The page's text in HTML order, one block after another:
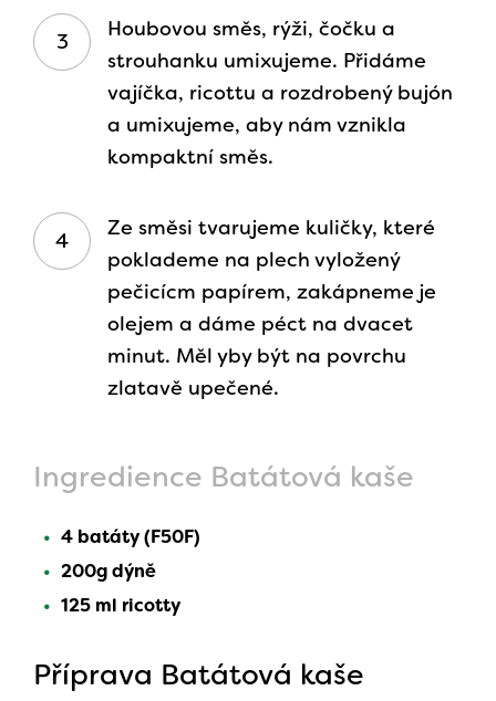
Houbovou směs, rýži, čočku a
strouhanku umixujeme. Přidáme
vajíčka, ricottu a rozdrobený bujón
a umixujeme, aby nám vznikla
kompaktní směs.
Ze směsi tvarujeme kuličky, které
poklademe na plech vyložený
pečicícm papírem, zakápneme je
olejem a dáme péct na dvacet
minut. Měl yby být na povrchu
zlatavě upečené.
Ingredience Batátová kaše
4 batáty (F50F)
200g dýně
125 ml ricotty
Příprava Batátová kaše